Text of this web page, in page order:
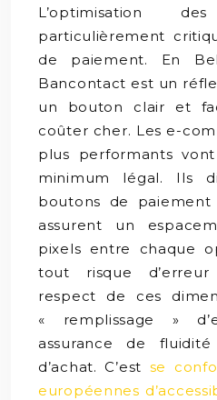
L’optimisation
particulièrement
de paiement. En
Bancontact est un
un bouton clair et
coûter cher. Les e-
plus performants
minimum légal. Ils
boutons de
assurent un
pixels entre chaque
tout risque
respect de ces
« remplissage »
assurance de
d’achat. C’est se
européennes